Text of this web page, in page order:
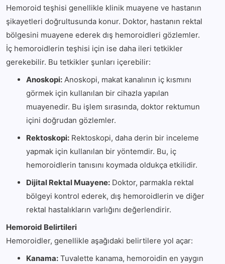
Hemoroid teşhisi genellikle klinik muayene ve hastanın
şikayetleri doğrultusunda konur. Doktor, hastanın rektal
bölgesini muayene ederek dış hemoroidleri gözlemler.
İç hemoroidlerin teşhisi için ise daha ileri tetkikler
gerekebilir. Bu tetkikler şunları içerebilir:
Anoskopi: Anoskopi, makat kanalının iç kısmını
görmek için kullanılan bir cihazla yapılan
muayenedir. Bu işlem sırasında, doktor rektumun
içini doğrudan gözlemler.
Rektoskopi: Rektoskopi, daha derin bir inceleme
yapmak için kullanılan bir yöntemdir. Bu, iç
hemoroidlerin tanısını koymada oldukça etkilidir.
Dijital Rektal Muayene: Doktor, parmakla rektal
bölgeyi kontrol ederek, dış hemoroidlerin ve diğer
rektal hastalıkların varlığını değerlendirir.
Hemoroid Belirtileri
Hemoroidler, genellikle aşağıdaki belirtilere yol açar:
Kanama: Tuvalette kanama, hemoroidin en yaygın